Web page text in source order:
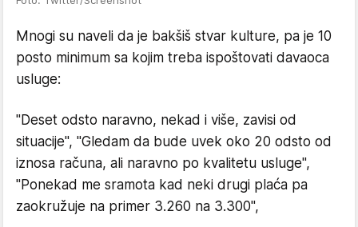
Mnogi su naveli da je bakšiš stvar kulture, pa je 10
posto minimum sa kojim treba ispoštovati davaoca
usluge:
"Deset odsto naravno, nekad i više, zavisi od
situacije", "Gledam da bude uvek oko 20 odsto od
iznosa računa, ali naravno po kvalitetu usluge",
"Ponekad me sramota kad neki drugi plaća pa
zaokružuje na primer 3.260 na 3.300",